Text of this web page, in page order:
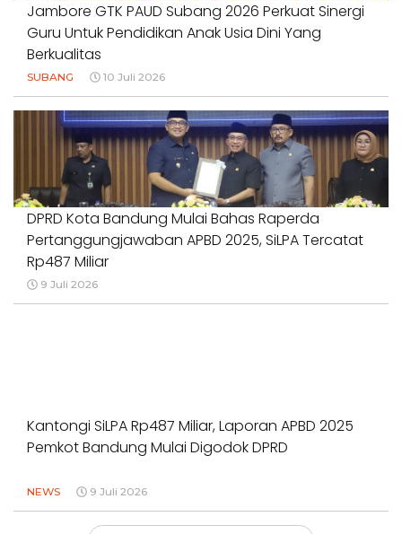
Jambore GTK PAUD Subang 2026 Perkuat Sinergi
Guru Untuk Pendidikan Anak Usia Dini Yang
Berkualitas
SUBANG 10 Juli 2026
DPRD Kota Bandung Mulai Bahas Raperda
Pertanggungjawaban APBD 2025, SiLPA Tercatat
Rp487 Miliar
9 Juli 2026
Kantongi SiLPA Rp487 Miliar, Laporan APBD 2025
Pemkot Bandung Mulai Digodok DPRD
NEWS 9 Juli 2026